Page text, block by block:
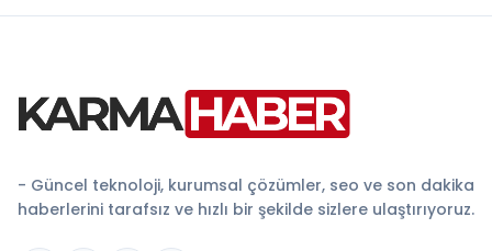
- Güncel teknoloji, kurumsal çözümler, seo ve son dakika
haberlerini tarafsız ve hızlı bir şekilde sizlere ulaştırıyoruz.